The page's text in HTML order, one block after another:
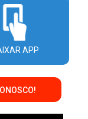
APP